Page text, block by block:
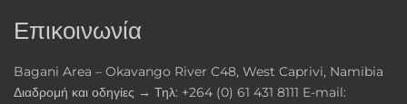
Επικοινωνία
Bagani Area – Okavango River C48, West Caprivi, Namibia
Διαδρομή και οδηγίες → Τηλ: +264 (0) 61 431 8111 E-mail: